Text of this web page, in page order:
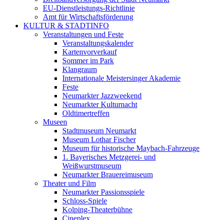
EU-Dienstleistungs-Richtlinie
Amt für Wirtschaftsförderung
KULTUR & STADTINFO
Veranstaltungen und Feste
Veranstaltungskalender
Kartenvorverkauf
Sommer im Park
Klangraum
Internationale Meistersinger Akademie
Feste
Neumarkter Jazzweekend
Neumarkter Kulturnacht
Oldtimertreffen
Museen
Stadtmuseum Neumarkt
Museum Lothar Fischer
Museum für historische Maybach-Fahrzeuge
1. Bayerisches Metzgerei- und
Weißwurstmuseum
Neumarkter Brauereimuseum
Theater und Film
Neumarkter Passionsspiele
Schloss-Spiele
Kolping-Theaterbühne
Cineplex